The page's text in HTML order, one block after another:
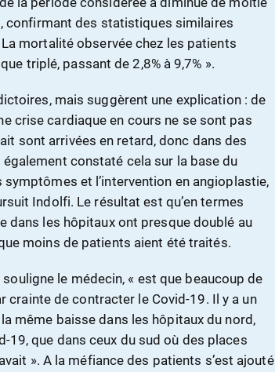
confirmant des statistiques similaires
mortalité observée chez les patients
triplé, passant de 2,8% à 9,7% ».
mais suggèrent une explication : de
crise cardiaque en cours ne se sont pas
sont arrivées en retard, donc dans des
constaté cela sur la base du
et l’intervention en angioplastie,
Indolfi. Le résultat est qu’en termes
dans les hôpitaux ont presque doublé au
moins de patients aient été traités.
souligne le médecin, « est que beaucoup de
crainte de contracter le Covid-19. Il y a un
même baisse dans les hôpitaux du nord,
que dans ceux du sud où des places
». A la méfiance des patients s’est ajouté